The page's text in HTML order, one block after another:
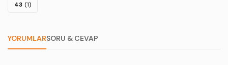
43 (1)
YORUMLARSORU & CEVAP